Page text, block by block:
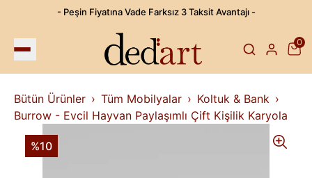
- Peşin Fiyatına Vade Farksız 3 Taksit Avantajı -
0
Bütün Ürünler Tüm Mobilyalar
Koltuk & Bank
Burrow - Evcil Hayvan Paylaşımlı Çift Kişilik Karyola
%10